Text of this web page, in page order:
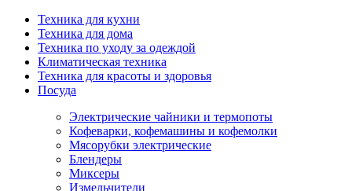
Техника для кухни
Техника для дома
Техника по уходу за одеждой
Климатическая техника
Техника для красоты и здоровья
Посуда
Электрические чайники и термопоты
Кофеварки, кофемашины и кофемолки
Мясорубки электрические
Блендеры
Миксеры
Измельчители